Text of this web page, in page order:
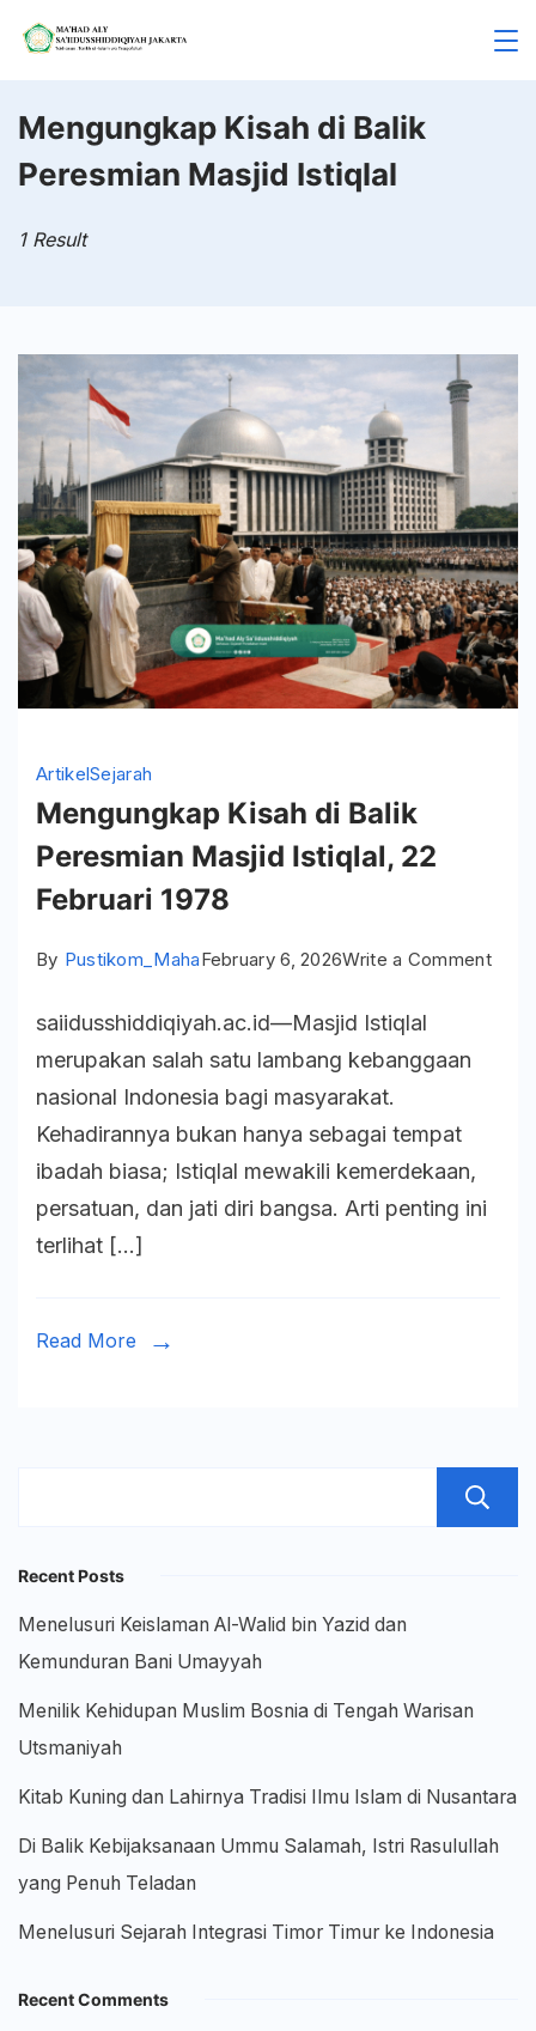
Skip
Aly
Jakarta
Mengungkap Kisah di Balik
Peresmian Masjid Istiqlal
1 Result
ArtikelSejarah
Mengungkap Kisah di Balik
Peresmian Masjid Istiqlal, 22
Februari 1978
By Pustikom_MahaFebruary 6, 2026Write a Commenton
saiidusshiddiqiyah.ac.id—Masjid Istiqlal
merupakan salah satu lambang kebanggaan
nasional Indonesia bagi masyarakat.
Kehadirannya bukan hanya sebagai tempat
ibadah biasa; Istiqlal mewakili kemerdekaan,
persatuan, dan jati diri bangsa. Arti penting ini
terlihat […]
Read More
Recent Posts
Menelusuri Keislaman Al-Walid bin Yazid dan
Kemunduran Bani Umayyah
Menilik Kehidupan Muslim Bosnia di Tengah Warisan
Utsmaniyah
Kitab Kuning dan Lahirnya Tradisi Ilmu Islam di Nusantara
Di Balik Kebijaksanaan Ummu Salamah, Istri Rasulullah
yang Penuh Teladan
Menelusuri Sejarah Integrasi Timor Timur ke Indonesia
Recent Comments